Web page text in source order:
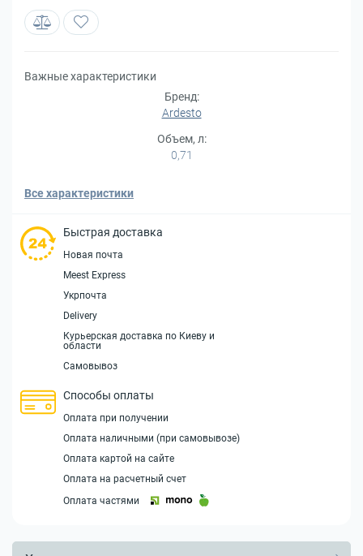
Важные характеристики
Бренд:
Ardesto
Объем, л:
0,71
Все характеристики
Быстрая доставка
Новая почта
Meest Express
Укрпочта
Delivery
Курьерская доставка по Киеву и
области
Самовывоз
Способы оплаты
Оплата при получении
Оплата наличными (при самовывозе)
Оплата картой на сайте
Оплата на расчетный счет
Оплата частями